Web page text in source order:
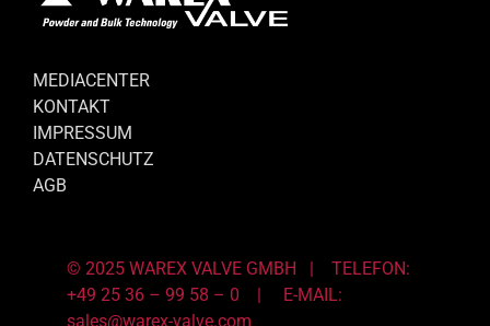
MEDIACENTER
KONTAKT
IMPRESSUM
DATENSCHUTZ
AGB
© 2025 WAREX VALVE GMBH | TELEFON:
+49 25 36 – 99 58 – 0 |
E-MAIL:
sales@warex-valve.com